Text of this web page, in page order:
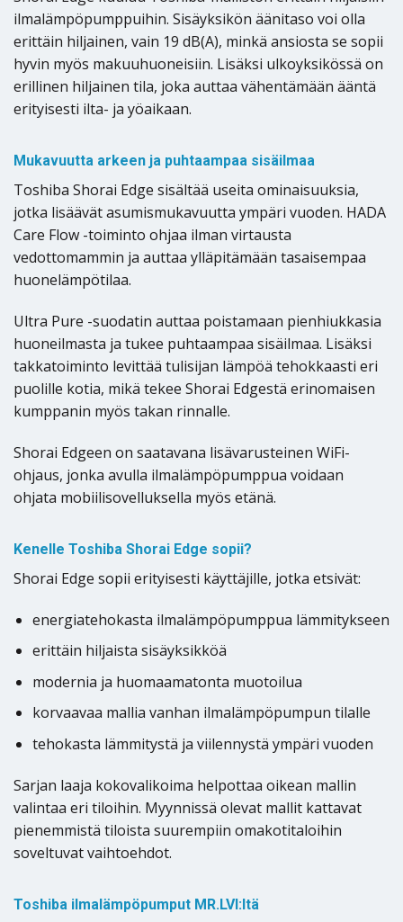
ilmalämpöpumppuihin. Sisäyksikön äänitaso voi olla
erittäin hiljainen, vain 19 dB(A), minkä ansiosta se sopii
hyvin myös makuuhuoneisiin. Lisäksi ulkoyksikössä on
erillinen hiljainen tila, joka auttaa vähentämään ääntä
erityisesti ilta- ja yöaikaan.
Mukavuutta arkeen ja puhtaampaa sisäilmaa
Toshiba Shorai Edge sisältää useita ominaisuuksia,
jotka lisäävät asumismukavuutta ympäri vuoden. HADA
Care Flow -toiminto ohjaa ilman virtausta
vedottomammin ja auttaa ylläpitämään tasaisempaa
huonelämpötilaa.
Ultra Pure -suodatin auttaa poistamaan pienhiukkasia
huoneilmasta ja tukee puhtaampaa sisäilmaa. Lisäksi
takkatoiminto levittää tulisijan lämpöä tehokkaasti eri
puolille kotia, mikä tekee Shorai Edgestä erinomaisen
kumppanin myös takan rinnalle.
Shorai Edgeen on saatavana lisävarusteinen WiFi-
ohjaus, jonka avulla ilmalämpöpumppua voidaan
ohjata mobiilisovelluksella myös etänä.
Kenelle Toshiba Shorai Edge sopii?
Shorai Edge sopii erityisesti käyttäjille, jotka etsivät:
energiatehokasta ilmalämpöpumppua lämmitykseen
erittäin hiljaista sisäyksikköä
modernia ja huomaamatonta muotoilua
korvaavaa mallia vanhan ilmalämpöpumpun tilalle
tehokasta lämmitystä ja viilennystä ympäri vuoden
Sarjan laaja kokovalikoima helpottaa oikean mallin
valintaa eri tiloihin. Myynnissä olevat mallit kattavat
pienemmistä tiloista suurempiin omakotitaloihin
soveltuvat vaihtoehdot.
Toshiba ilmalämpöpumput MR.LVI:ltä